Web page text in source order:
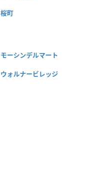
桜町
モーシンデルマート
ウォルナービレッジ